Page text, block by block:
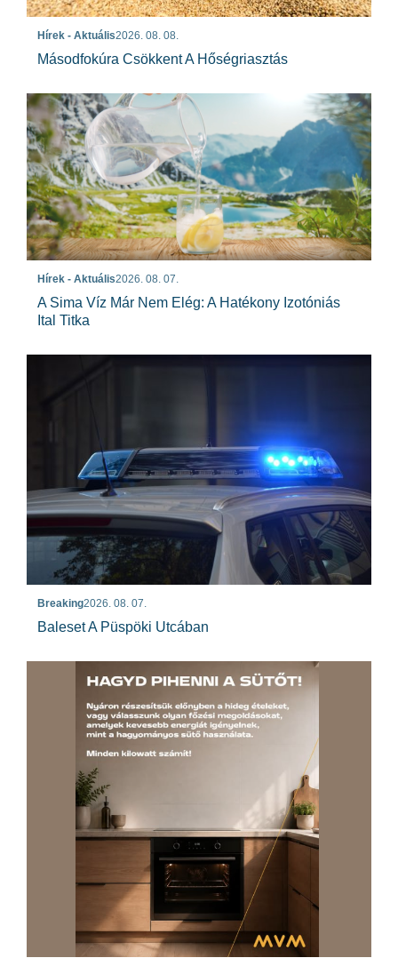
Hírek - Aktuális2026. 08. 08.
Másodfokúra Csökkent A Hőségriasztás
Hírek - Aktuális2026. 08. 07.
A Sima Víz Már Nem Elég: A Hatékony Izotóniás
Ital Titka
Breaking2026. 08. 07.
Baleset A Püspöki Utcában